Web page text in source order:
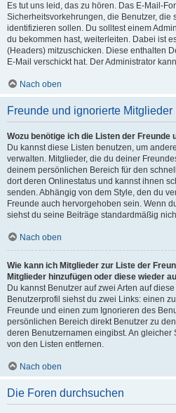
Es tut uns leid, das zu hören. Das E-Mail-
Sicherheitsvorkehrungen, die Benutzer, die
identifizieren sollen. Du solltest einem
du bekommen hast, weiterleiten. Dabei ist
(Headers) mitzuschicken. Diese enthalten
E-Mail verschickt hat. Der Administrator
Nach oben
Freunde und ignorierte Mitglieder
Wozu benötige ich die Listen der Freunde
Du kannst diese Listen benutzen, um
verwalten. Mitglieder, die du deiner
deinem persönlichen Bereich für den
dort deren Onlinestatus und kannst ihnen
senden. Abhängig von dem Style, den du
Freunde auch hervorgehoben sein. Wenn
siehst du seine Beiträge standardmäßig
Nach oben
Wie kann ich Mitglieder zur Liste der
Mitglieder hinzufügen oder diese wieder
Du kannst Benutzer auf zwei Arten auf
Benutzerprofil siehst du zwei Links: einen
Freunde und einen zum Ignorieren des
persönlichen Bereich direkt Benutzer zu
deren Benutzernamen eingibst. An
von den Listen entfernen.
Nach oben
Die Foren durchsuchen